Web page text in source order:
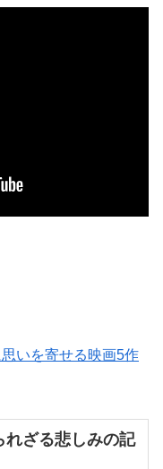
いを寄せる映画5作
れざる悲しみの記